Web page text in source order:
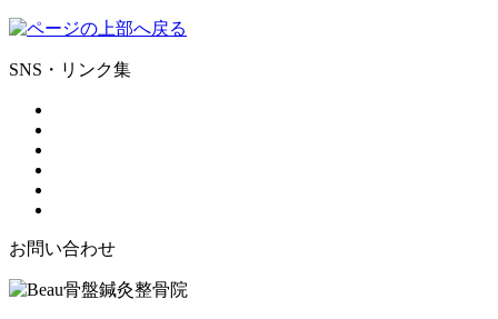
SNS・リンク集
お問い合わせ